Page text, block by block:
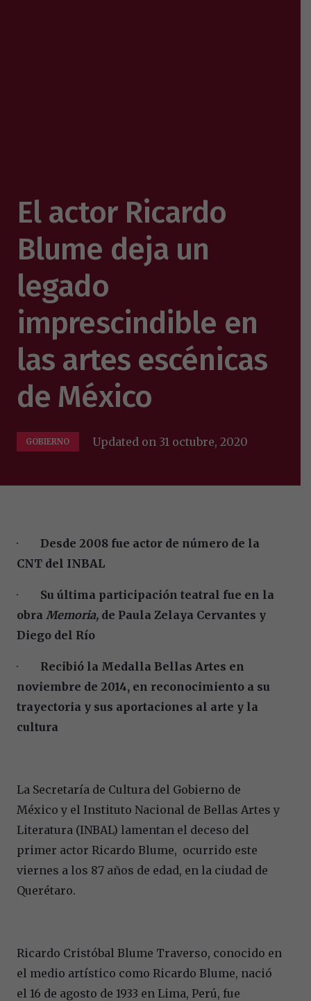
El actor Ricardo
Blume deja un
legado
imprescindible en
las artes escénicas
de México
GOBIERNO Updated on 31 octubre, 2020
· Desde 2008 fue actor de número de la
CNT del INBAL
· Su última participación teatral fue en la
obra Memoria, de Paula Zelaya Cervantes y
Diego del Río
· Recibió la Medalla Bellas Artes en
noviembre de 2014, en reconocimiento a su
trayectoria y sus aportaciones al arte y la
cultura
La Secretaría de Cultura del Gobierno de
México y el Instituto Nacional de Bellas Artes y
Literatura (INBAL) lamentan el deceso del
primer actor Ricardo Blume, ocurrido este
viernes a los 87 años de edad, en la ciudad de
Querétaro.
Ricardo Cristóbal Blume Traverso, conocido en
el medio artístico como Ricardo Blume, nació
el 16 de agosto de 1933 en Lima, Perú, fue